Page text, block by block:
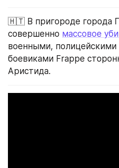
🇭🇹 В пригороде города
совершенно массовое
военными,
боевиками Frappe
Аристида.